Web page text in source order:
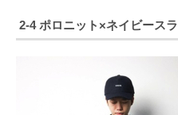
2-4 ポロニット×ネイビース